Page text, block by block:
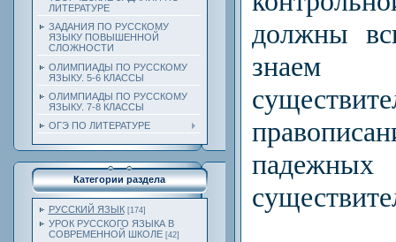
ЛИТЕРАТУРЕ
ЗАДАНИЯ ПО РУССКОМУ
ЯЗЫКУ ПОВЫШЕННОЙ
СЛОЖНОСТИ
ОЛИМПИАДЫ ПО РУССКОМУ
ЯЗЫКУ. 5-6 КЛАССЫ
ОЛИМПИАДЫ ПО РУССКОМУ
ЯЗЫКУ. 7-8 КЛАССЫ
ОГЭ ПО ЛИТЕРАТУРЕ
Категории раздела
РУССКИЙ ЯЗЫК [174]
УРОК РУССКОГО ЯЗЫКА В
СОВРЕМЕННОЙ ШКОЛЕ [42]
должны
падежных